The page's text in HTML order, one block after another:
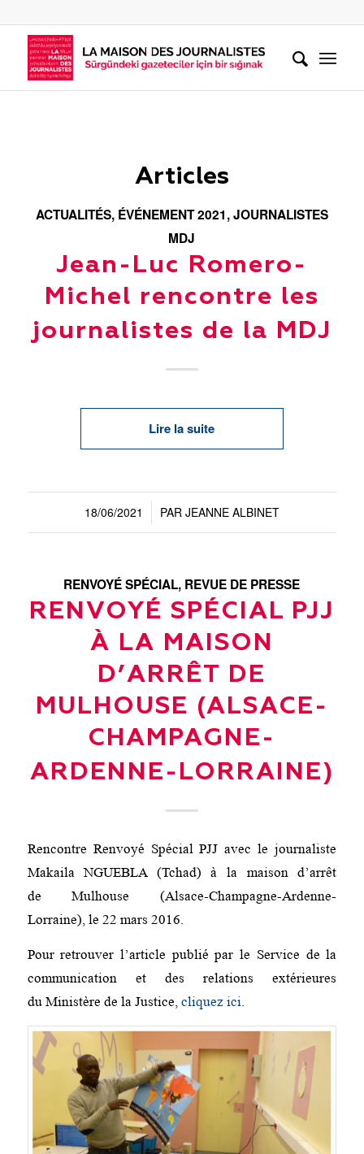
Articles
ACTUALITÉS, ÉVÉNEMENT 2021,JOURNALISTES
MDJ
Jean-Luc Romero-
Michel rencontre les
journalistes de la MDJ
Lire la suite
18/06/2021
/ PAR JEANNE ALBINET
RENVOYÉ SPÉCIAL, REVUE DE PRESSE
RENVOYÉ SPÉCIAL PJJ
À LA MAISON
D’ARRÊT DE
MULHOUSE (ALSACE-
CHAMPAGNE-
ARDENNE-LORRAINE)
Rencontre Renvoyé Spécial PJJ avec le journaliste
Makaila NGUEBLA (Tchad) à la maison d’arrêt
de Mulhouse (Alsace-Champagne-Ardenne-
Lorraine), le 22 mars 2016.
Pour retrouver l’article publié par le Service de la
communication et des relations extérieures
du Ministère de la Justice, cliquez ici.